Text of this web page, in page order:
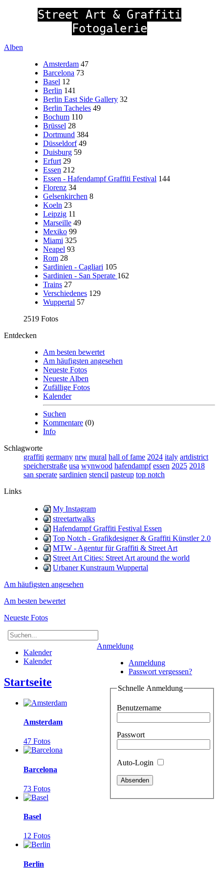
Street Art & Graffiti
Fotogalerie
Alben
Amsterdam 47
Barcelona 73
Basel 12
Berlin 141
Berlin East Side Gallery 32
Berlin Tacheles 49
Bochum 110
Brüssel 28
Dortmund 384
Düsseldorf 49
Duisburg 59
Erfurt 29
Essen 212
Essen - Hafendampf Graffiti Festival 144
Florenz 34
Gelsenkirchen 8
Koeln 23
Leipzig 11
Marseille 49
Mexiko 99
Miami 325
Neapel 93
Rom 28
Sardinien - Cagliari 105
Sardinien - San Sperate 162
Trains 27
Verschiedenes 129
Wuppertal 57
2519 Fotos
Entdecken
Am besten bewertet
Am häufigsten angesehen
Neueste Fotos
Neueste Alben
Zufällige Fotos
Kalender
Suchen
Kommentare (0)
Info
Schlagworte
graffiti germany nrw mural hall of fame 2024 italy artdistrict
speicherstraße usa wynwood hafendampf essen 2025 2018
san sperate sardinien stencil pasteup top notch
Links
My Instagram
streetartwalks
Hafendampf Graffiti Festival Essen
Top Notch - Grafikdesigner & Graffiti Künstler 2.0
MTW - Agentur für Graffiti & Street Art
Street Art Cities: Street Art around the world
Urbaner Kunstraum Wuppertal
Am häufigsten angesehen
Am besten bewertet
Neueste Fotos
Anmeldung
Anmeldung
Passwort vergessen?
Schnelle Anmeldung
Benutzername
Passwort
Auto-Login
Kalender
Kalender
Startseite
Amsterdam
47 Fotos
Barcelona
73 Fotos
Basel
12 Fotos
Berlin